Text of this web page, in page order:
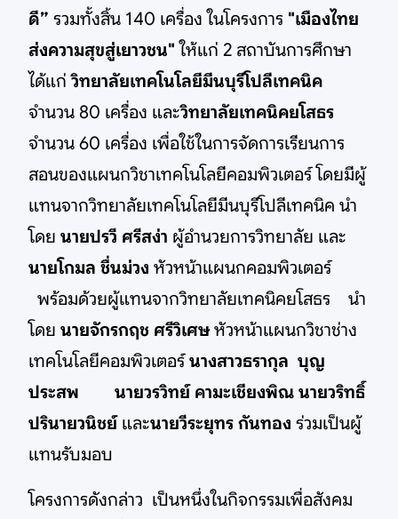
ดี” รวมทั้งสิ้น 140 เครื่อง ในโครงการ "เมืองไทย
ส่งความสุขสู่เยาวชน" ให้แก่ 2 สถาบันการศึกษา
ได้แก่วิทยาลัยเทคโนโลยีมีนบุรีโปลีเทคนิค
จำนวน 80 เครื่อง และวิทยาลัยเทคนิคยโสธร
จำนวน 60 เครื่อง เพื่อใช้ในการจัดการเรียนการ
สอนของแผนกวิชาเทคโนโลยีคอมพิวเตอร์ โดยมีผู้
แทนจากวิทยาลัยเทคโนโลยีมีนบุรีโปลีเทคนิค นำ
โดย นายปรวี ศรีสง่า ผู้อำนวยการวิทยาลัย และ
นายโกมล ชื่นม่วง หัวหน้าแผนกคอมพิวเตอร์
พร้อมด้วยผู้แทนจากวิทยาลัยเทคนิคยโสธร นำ
โดย นายจักรกฤช ศรีวิเศษหัวหน้าแผนกวิชาช่าง
เทคโนโลยีคอมพิวเตอร์นางสาวธรากุล บุญ
ประสพ นายวรวิทย์ คามะเชียงพิณ นายวริทธิ์
ปรินายวนิชย์ และนายวีระยุทร กันทอง ร่วมเป็นผู้
แทนรับมอบ
โครงการดังกล่าว เป็นหนึ่งในกิจกรรมเพื่อสังคม